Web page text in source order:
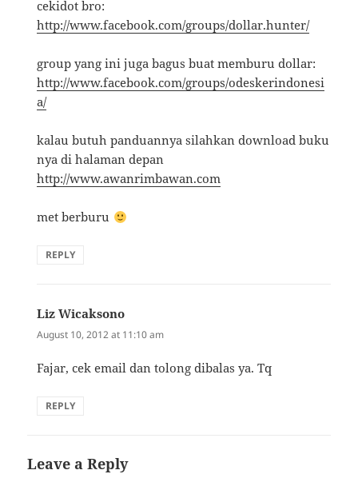
cekidot bro:
http://www.facebook.com/groups/dollar.hunter/
group yang ini juga bagus buat memburu dollar:
http://www.facebook.com/groups/odeskerindonesi
a/
kalau butuh panduannya silahkan download buku
nya di halaman depan
http://www.awanrimbawan.com
met berburu
REPLY
Liz Wicaksono
August 10, 2012 at 11:10 am
Fajar, cek email dan tolong dibalas ya. Tq
REPLY
Leave a Reply